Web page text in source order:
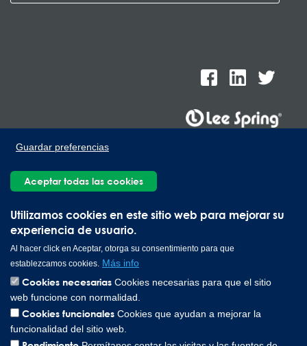
Utilizamos cookies en este sitio web para mejorar su
experiencia de usuario.
Al hacer click en Aceptar, otorga su consentimiento para que
establezcamos cookies. Más info
Cookies necesarias Cookies necesarias para que el sitio
web funcione con normalidad.
Cookies funcionales Cookies que ayudan a mejorar la
funcionalidad del sitio web.
Guardar preferencias
Aceptar todas las cookies
Lee Spring de México, Ave. Apolo 519 Edificio 22, Parque
Industrial Kalos del Poniente, Carretera Monterrey-Saltillo Km.9,
Santa Catarina N.L. 66367 | 800 110 25 00